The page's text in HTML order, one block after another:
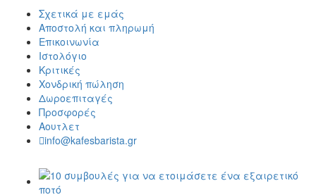
Σχετικά με εμάς
Αποστολή και πληρωμή
Επικοινωνία
Ιστολόγιο
Κριτικές
Χονδρική πώληση
Δωροεπιταγές
Προσφορές
Αουτλετ
info@kafesbarista.gr